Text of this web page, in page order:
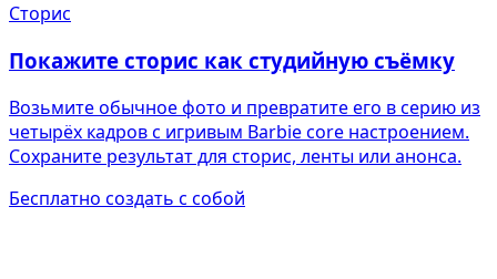
Сторис
Покажите сторис как студийную съёмку
Возьмите обычное фото и превратите его в серию из
четырёх кадров с игривым Barbie core настроением.
Сохраните результат для сторис, ленты или анонса.
Бесплатно создать с собой